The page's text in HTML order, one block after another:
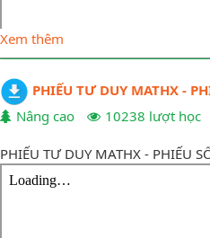
Xem thêm
PHIẾU TƯ DUY MATHX -
Nâng cao
10238 lượt học
PHIẾU TƯ DUY MATHX - PHIẾU